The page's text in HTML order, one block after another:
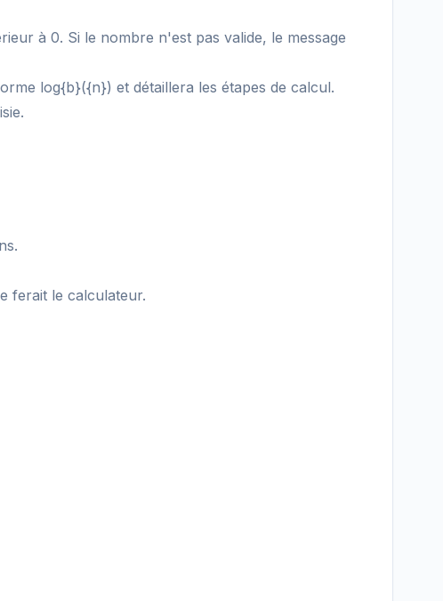
à 0. Si le nombre n'est pas valide, le message
log{b}({n}) et détaillera les étapes de calcul.
ferait le calculateur.